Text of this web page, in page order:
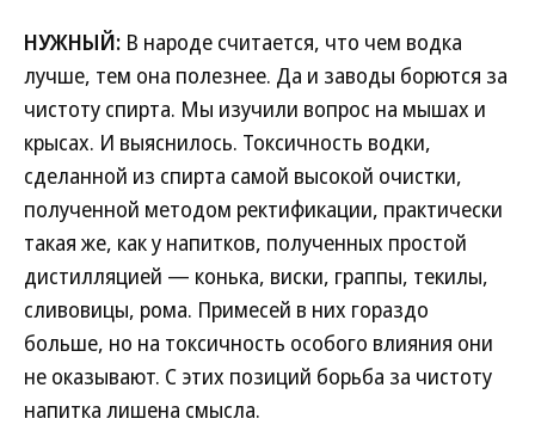
НУЖНЫЙ: В народе считается, что чем водка
лучше, тем она полезнее. Да и заводы борются за
чистоту спирта. Мы изучили вопрос на мышах и
крысах. И выяснилось. Токсичность водки,
сделанной из спирта самой высокой очистки,
полученной методом ректификации, практически
такая же, как у напитков, полученных простой
дистилляцией — конька, виски, граппы, текилы,
сливовицы, рома. Примесей в них гораздо
больше, но на токсичность особого влияния они
не оказывают. С этих позиций борьба за чистоту
напитка лишена смысла.